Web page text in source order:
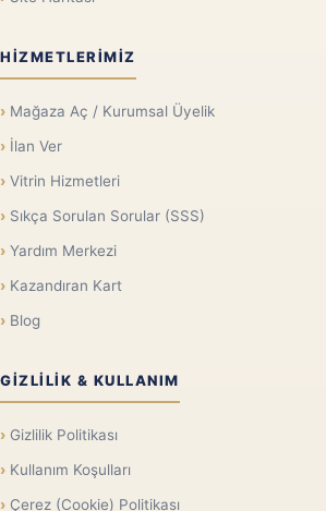
HIZMETLERIMIZ
Mağaza Aç / Kurumsal Üyelik
İlan Ver
Vitrin Hizmetleri
Sıkça Sorulan Sorular (SSS)
Yardım Merkezi
Kazandıran Kart
Blog
GIZLILIK & KULLANIM
Gizlilik Politikası
Kullanım Koşulları
Çerez (Cookie) Politikası